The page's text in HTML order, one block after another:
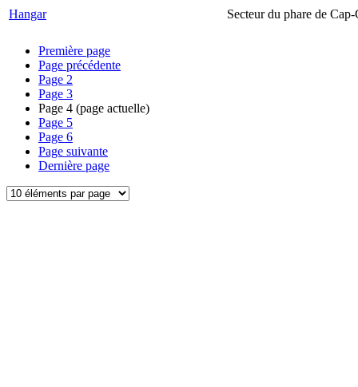
Hangar Secteur du phare de Cap-
Première page
Page précédente
Page 2
Page 3
Page 4 (page actuelle)
Page 5
Page 6
Page suivante
Dernière page